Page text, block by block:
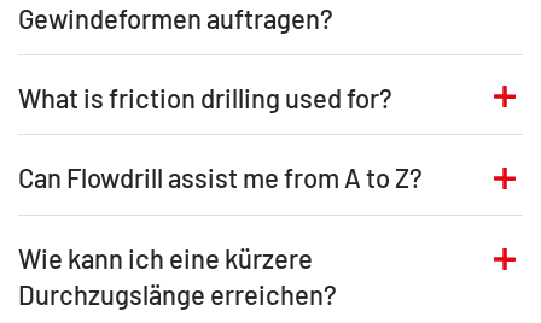
Gewindeformen auftragen?
What is friction drilling used for?
Can Flowdrill assist me from A to Z?
Wie kann ich eine kürzere
Durchzugslänge erreichen?